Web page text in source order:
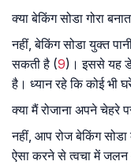
क्या बेकिंग सोडा गोरा
नहीं, बेकिंग सोडा युक्त
सकती है (9)। इससे यह
है। ध्यान रहे कि कोई भी
क्या मैं रोजाना अपने चेहरे
नहीं, आप रोज बेकिंग
ऐसा करने से त्वचा में